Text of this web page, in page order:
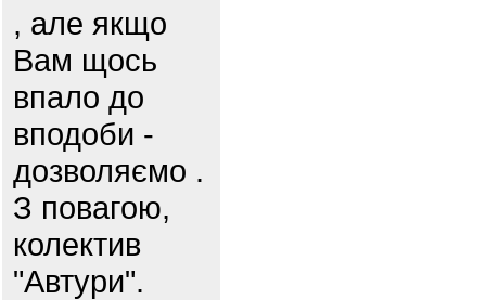
, але якщо
Вам щось
впало до
вподоби -
дозволяємо .
З повагою,
колектив
"Автури".